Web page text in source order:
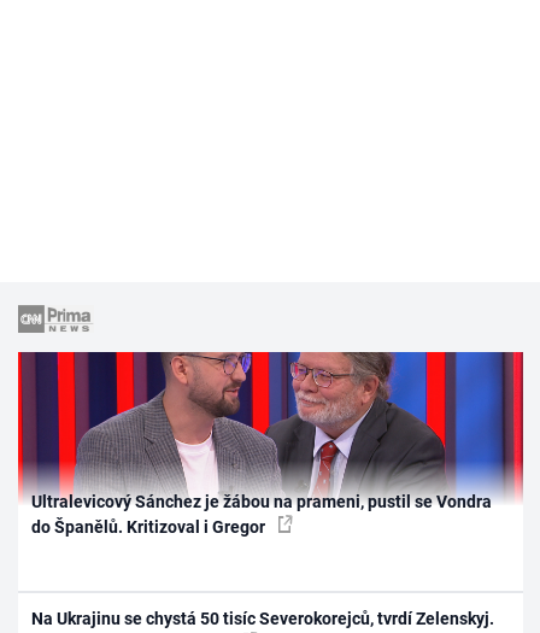
Ultralevicový Sánchez je žábou na prameni, pustil se Vondra
do Španělů. Kritizoval i Gregor
Na Ukrajinu se chystá 50 tisíc Severokorejců, tvrdí Zelenskyj.